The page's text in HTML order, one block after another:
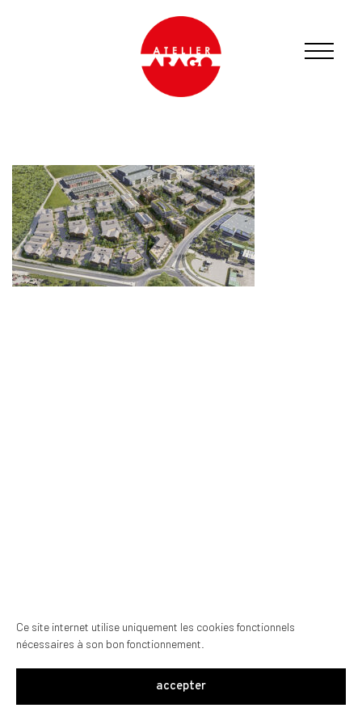
Ce site internet utilise uniquement les cookies fonctionnels
nécessaires à son bon fonctionnement.
accepter